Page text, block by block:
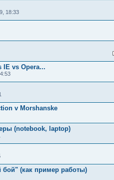
18:33
IE vs Opera...
v Morshanske
(notebook, laptop)
(как пример работы)